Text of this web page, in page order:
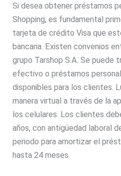
Si desea obtener préstamos
Shopping, es fundamental
tarjeta de crédito Visa que
bancaria. Existen convenios
grupo Tarshop S.A. Se puede
efectivo o préstamos
disponibles para los clientes.
manera virtual a través de la
los celulares. Los clientes
años, con antigüedad laboral
periodo para amortizar el
hasta 24 meses.